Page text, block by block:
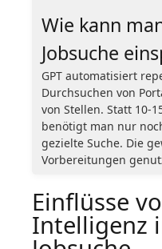
Wie kann
Jobsuche
GPT automatisiert
Durchsuchen von
von Stellen. Statt 10-
benötigt man nur
gezielte Suche. Die
Vorbereitungen
Einflüsse
Intelligenz